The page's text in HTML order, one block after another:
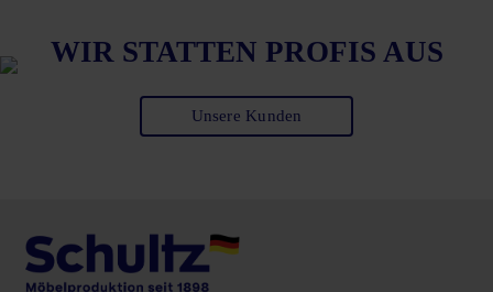
WIR STATTEN PROFIS AUS
Unsere Kunden